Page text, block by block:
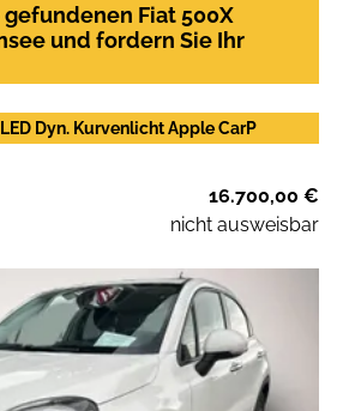
Fiat 500X
und fordern Sie Ihr
Dyn. Kurvenlicht Apple CarP
16.700,00 €
nicht ausweisbar